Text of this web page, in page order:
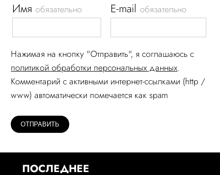
Имяобязательно E-mailобязательно
Нажимая на кнопку "Отправить", я соглашаюсь c
политикой обработки персональных данных.
Комментарий c активными интернет-ссылками (http /
www) автоматически помечается как spam
ПОСЛЕДНЕЕ